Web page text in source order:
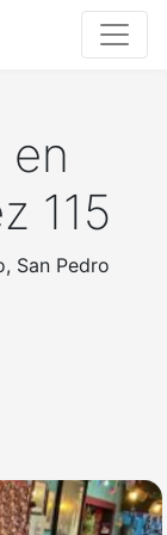
en
115
San Pedro